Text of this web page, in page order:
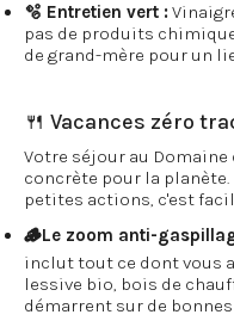
🫧 Entretien vert :
pas de produits
de grand-mère pour un
🍴 Vacances zéro
Votre séjour au Domaine
concrète pour la planète.
petites actions, c'est
🪵Le zoom anti-
inclut tout ce dont vous
lessive bio, bois de
démarrent sur de bonnes